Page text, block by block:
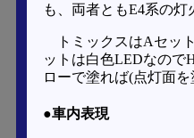
も、両者ともE4系の
トミックスはAセッ
ットは白色LEDなので
ローで塗れば(点灯面
●車内表現